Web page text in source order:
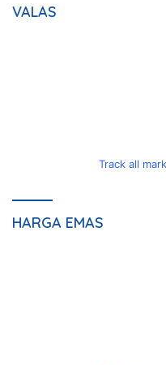
VALAS
Track all
HARGA EMAS